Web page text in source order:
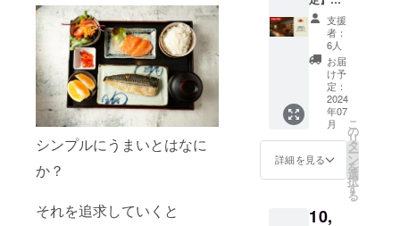
シンプルにうまいとはなに
か？
それを追求していくと
れまで、“心
震える食体
験”をテーマ
に、首都圏
近郊の生産
者訪問ツ
アーや、都
内での試食
イベント、
ど、コロナ
は別途
費用に
なりま
す。 ※
２,ラン
チチ
ケット
の有効
期間は
2024年
12月末
きま
食事券
2枚 こ
れから
の日本
の未来
を担う
若い世
代の方
にも、
是非
FOOD
GROOV
E
の活動
支援
者：
6人
お届
け予
定：
2024
年07
月
詳細を見る
こ
の
リ
タ
ー
ン
を
選
択
す
る
10,